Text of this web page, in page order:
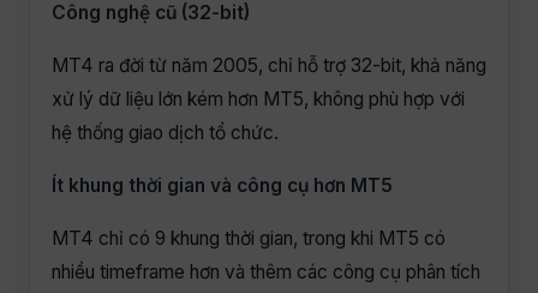
Công nghệ cũ (32-bit)
MT4 ra đời từ năm 2005, chỉ hỗ trợ 32-bit, khả năng
xử lý dữ liệu lớn kém hơn MT5, không phù hợp với
hệ thống giao dịch tổ chức.
Ít khung thời gian và công cụ hơn MT5
MT4 chỉ có 9 khung thời gian, trong khi MT5 có
nhiều timeframe hơn và thêm các công cụ phân tích